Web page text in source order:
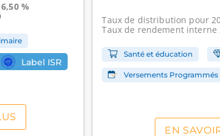
6,50 %
Label ISR
Taux de distribution pour
Taux de rendement interne
Santé et éducation
Versements Programmés
EN